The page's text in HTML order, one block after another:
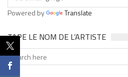
Powered by Translate
TAPE LE NOM DE L’ARTISTE